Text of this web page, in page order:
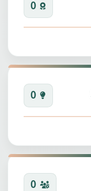
0
0
0